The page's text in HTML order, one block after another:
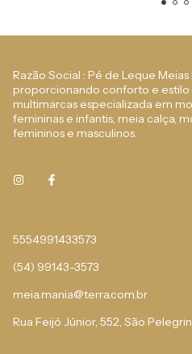
Razão Social : Pé de Leque Meias
proporcionando conforto e estilo
multimarcas especializada em
femininas e infantis, meia calça,
femininos e masculinos.
5554991433573
(54) 99143-3573
meia.mania@terra.com.br
Rua Feijó Júnior, 552, São